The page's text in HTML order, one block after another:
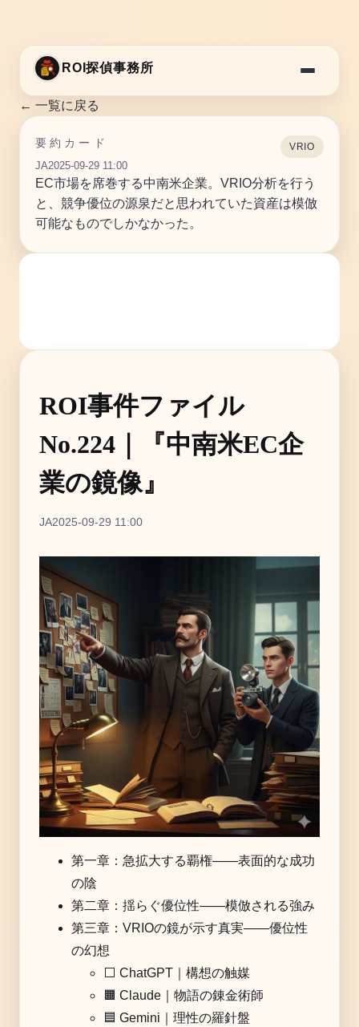
ROI探偵事務所
← 一覧に戻る
要約カード
JA2025-09-29 11:00
VRIO
EC市場を席巻する中南米企業。VRIO分析を行う
と、競争優位の源泉だと思われていた資産は模倣
可能なものでしかなかった。
ROI事件ファイル
No.224｜『中南米EC企
業の鏡像』
JA2025-09-29 11:00
第一章：急拡大する覇権――表面的な成功
の陰
第二章：揺らぐ優位性――模倣される強み
第三章：VRIOの鏡が示す真実――優位性
の幻想
⬜️ ChatGPT｜構想の触媒
🟧 Claude｜物語の錬金術師
🟦 Gemini｜理性の羅針盤